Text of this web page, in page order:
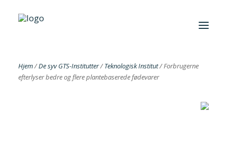
Foreningen
Hjem/De syv GTS-Institutter/Teknologisk Institut/Forbrugerne
efterlyser bedre og flere plantebaserede fødevarer